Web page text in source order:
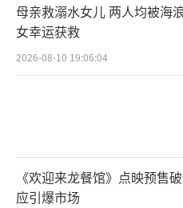
母亲救溺水女儿 两人均被海
女幸运获救
2026-08-10 19:06:04
《欢迎来龙餐馆》点映预售
应引爆市场